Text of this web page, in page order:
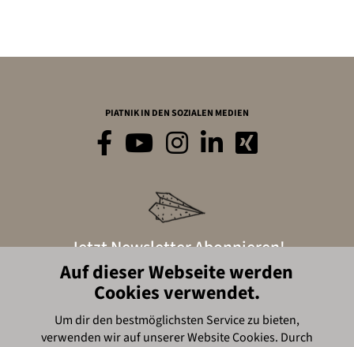
PIATNIK IN DEN SOZIALEN MEDIEN
Jetzt Newsletter Abonnieren!
Hier anmelden
Auf dieser Webseite werden
Cookies verwendet.
Um dir den bestmöglichsten Service zu bieten,
verwenden wir auf unserer Website Cookies. Durch